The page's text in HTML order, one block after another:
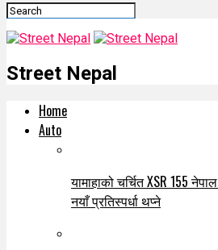
Street Nepal
Home
Auto
यामाहाको चर्चित XSR 155
नयाँ प्रतिस्पर्धा थप्ने